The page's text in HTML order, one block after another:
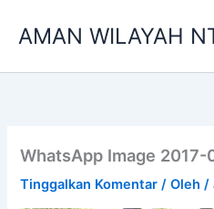
AMAN WILAYAH
WhatsApp Image
Tinggalkan Komentar / Oleh/